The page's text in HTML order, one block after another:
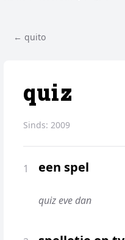
← quito
quiz
Sinds: 2009
1 een spel
quiz eve dan